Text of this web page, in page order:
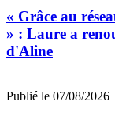
« Grâce au
» : Laure a
d'Aline
Publié le 07/08/2026